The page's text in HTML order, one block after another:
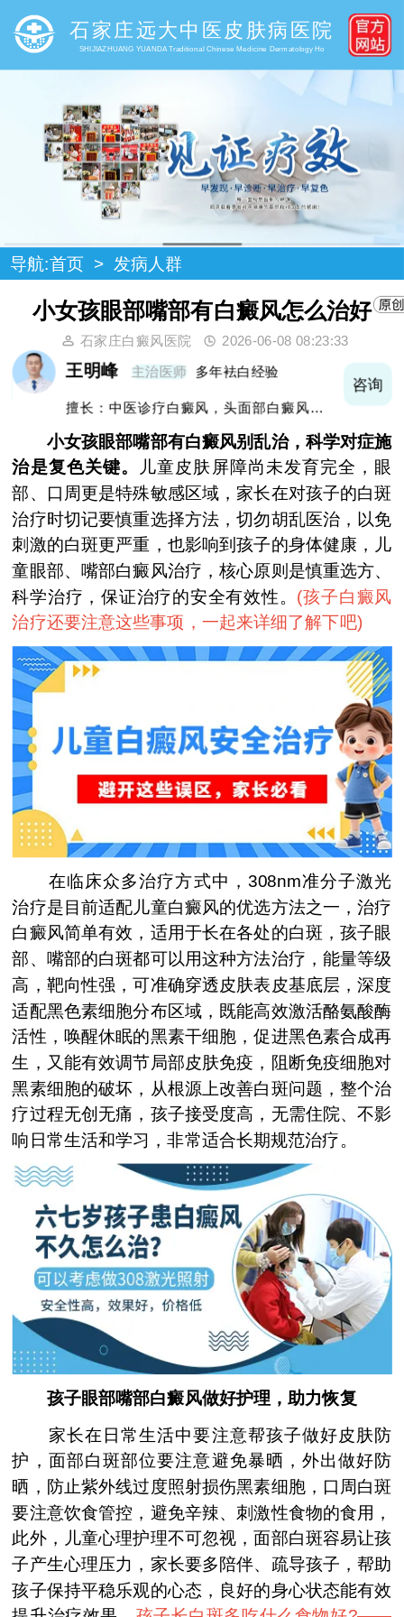
石家庄远大中医皮肤病医院
SHIJIAZHUANG YUANDA Traditional Chinese Medicine Dermatology Ho
导航:首页 > 发病人群
小女孩眼部嘴部有白癜风怎么治好
石家庄白癜风医院 2026-06-08 08:23:33
王明峰 主治医师 多年袪白经验
擅长：中医诊疗白癜风，头面部白癜风，青
咨询
小女孩眼部嘴部有白癜风别乱治，科学对症施
治是复色关键。 儿童皮肤屏障尚未发育完全，眼
部、口周更是特殊敏感区域，家长在对孩子的白斑
治疗时切记要慎重选择方法，切勿胡乱医治，以免
刺激的白斑更严重，也影响到孩子的身体健康，儿
童眼部、嘴部白癜风治疗，核心原则是慎重选方、
科学治疗，保证治疗的安全有效性。 (孩子白癜风
治疗还要注意这些事项，一起来详细了解下吧)
在临床众多治疗方式中，308nm准分子激光
治疗是目前适配儿童白癜风的优选方法之一，治疗
白癜风简单有效，适用于长在各处的白斑，孩子眼
部、嘴部的白斑都可以用这种方法治疗，能量等级
高，靶向性强，可准确穿透皮肤表皮基底层，深度
适配黑色素细胞分布区域，既能高效激活酪氨酸酶
活性，唤醒休眠的黑素干细胞，促进黑色素合成再
生，又能有效调节局部皮肤免疫，阻断免疫细胞对
黑素细胞的破坏，从根源上改善白斑问题，整个治
疗过程无创无痛，孩子接受度高，无需住院、不影
响日常生活和学习，非常适合长期规范治疗。
孩子眼部嘴部白癜风做好护理，助力恢复
家长在日常生活中要注意帮孩子做好皮肤防
护，面部白斑部位要注意避免暴晒，外出做好防
晒，防止紫外线过度照射损伤黑素细胞，口周白斑
要注意饮食管控，避免辛辣、刺激性食物的食用，
此外，儿童心理护理不可忽视，面部白斑容易让孩
子产生心理压力，家长要多陪伴、疏导孩子，帮助
孩子保持平稳乐观的心态，良好的身心状态能有效